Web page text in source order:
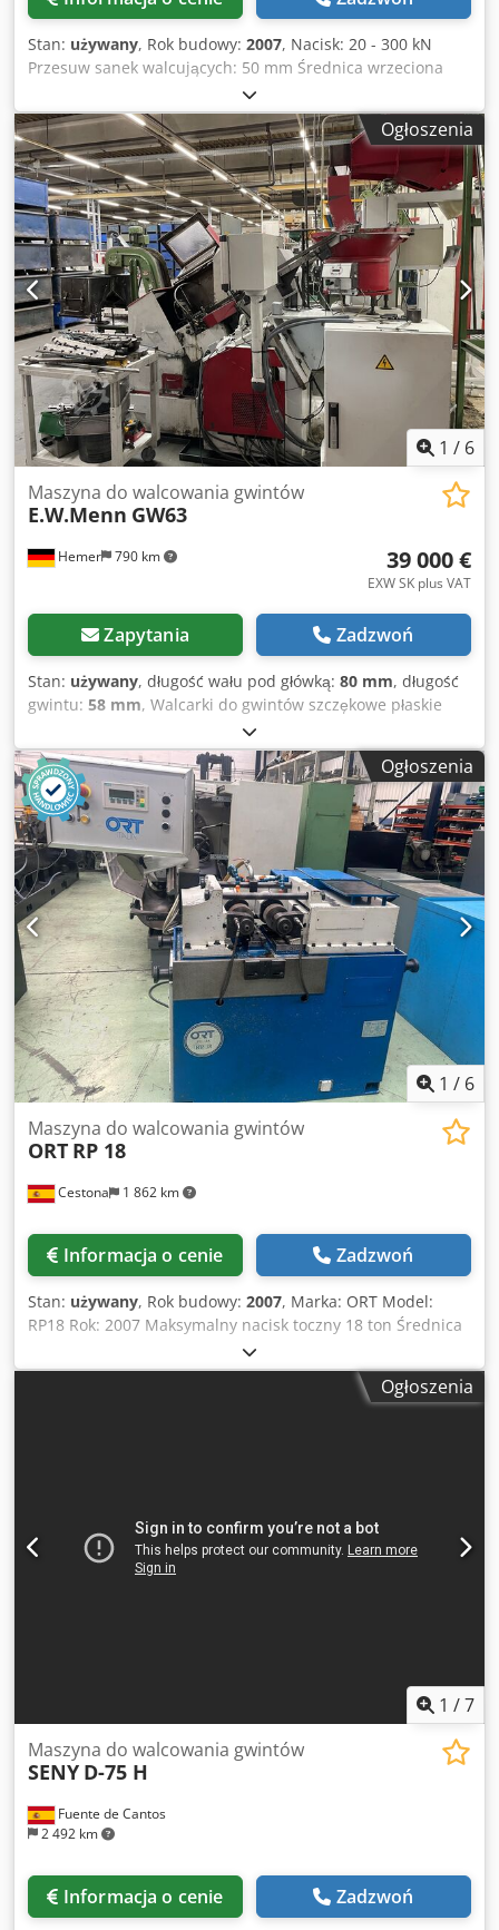
kątem podziałki walcowanego profilu. Rolki podziałowe
profilu. Suma kąta nachylenia i kąta obrotu daje kąt
nachylenia w obrabianym przedmiocie.
Stan: używany, Rok budowy: 2007, Nacisk: 20 - 300 kN
Przesuw sanek walcujących: 50 mm Średnica wrzeciona
walcującego: 120 mm Wysokość wrzeciona nad łożem
maszyny: 200 mm Dsdpfx Aow E Nmksctock Sterowanie:
SIN 840 D Długość mocowania wrzeciona walcującego: 200
mm Prędkości obrotowe wrzeciona walcującego: 0 - 50
obr./min Moment obrotowy na wrzeciono: 2700 Nm Moc
napędu: 2 x 8,4 kW Odległość między wrzecionami min.
271 / maks. 368 mm Maks. zewnętrzna średnica narzędzia
walcującego: 300 mm Całkowite zapotrzebowanie na moc:
26 kW Masa maszyny ok.: 7,1 t Wymiary zabudowy ok.: 9,70
x 4,50 x 3,80 m Maszyna CNC do walcowania
uzębień/gwintów Proces walcowania hydrauliczny Komórka
załadunkowa Felsomat Kompletna obudowa
Ogłoszenia
1 / 6
Hemer 790 km
Maszyna do walcowania gwintów
E.W.Menn GW63
39 000 €
EXW SK plus VAT
Zapytania Zadzwoń
Stan: używany, długość wału pod główką: 80 mm, długość
gwintu: 58 mm, Walcarki do gwintów szczękowe płaskie
GW 63 / GW 63SX, różne lata produkcji, dobry stan,
najlepsza instalacja elektryczna EW Menn w tym
przenośnik wibracyjny, Skako, przenośnik ślizgowy
Dcodjwkqvqspfx Actok
Ogłoszenia
1 / 6
Cestona 1 862 km
Maszyna do walcowania gwintów
ORT RP 18
Informacja o cenie Zadzwoń
Stan: używany, Rok budowy: 2007, Marka: ORT Model:
RP18 Rok: 2007 Maksymalny nacisk toczny 18 ton Średnica
wału rolkowego 54 mm Klucz do wału nośnika rolki 12 mm
Minimalna średnica walcowanego elementu: 3 mm
Maksymalna średnica walcowanego elementu: 60 mm
rolki 185 mm Moc silnika głównego 7,5 KM Całkowita moc
zainstalowana 11 KM Maksymalny poziom hałasu 80 dB
Masa netto 1800 kg Wysokość osi tocznej od nawierzchni
Ogłoszenia
1 /7
Fuente de Cantos
2 492 km
Maszyna do walcowania gwintów
SENY D-75 H
Informacja o cenie Zadzwoń